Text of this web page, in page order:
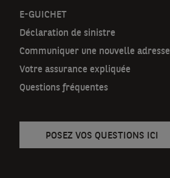
t
n
a
v
E-GUICHET
Déclaration de sinistre
Communiquer une nouvelle adresse
Votre assurance expliquée
Questions fréquentes
POSEZ VOS QUESTIONS ICI